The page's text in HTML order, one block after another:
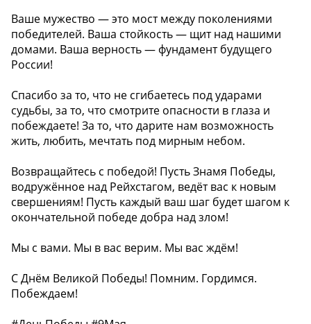
Ваше мужество — это мост между поколениями
победителей. Ваша стойкость — щит над нашими
домами. Ваша верность — фундамент будущего
России!
Спасибо за то, что не сгибаетесь под ударами
судьбы, за то, что смотрите опасности в глаза и
побеждаете! За то, что дарите нам возможность
жить, любить, мечтать под мирным небом.
Возвращайтесь с победой! Пусть Знамя Победы,
водружённое над Рейхстагом, ведёт вас к новым
свершениям! Пусть каждый ваш шаг будет шагом к
окончательной победе добра над злом!
Мы с вами. Мы в вас верим. Мы вас ждём!
С Днём Великой Победы! Помним. Гордимся.
Побеждаем!